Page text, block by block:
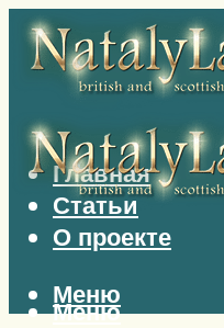
Главная
Статьи
О проекте
Меню
Меню